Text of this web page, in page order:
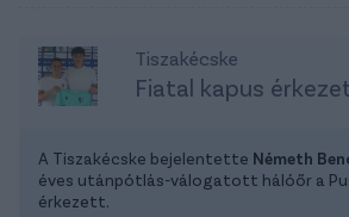
Tiszakécske
Fiatal kapus
A Tiszakécske bejelentette Németh
éves utánpótlás-válogatott hálóőr a
érkezett.